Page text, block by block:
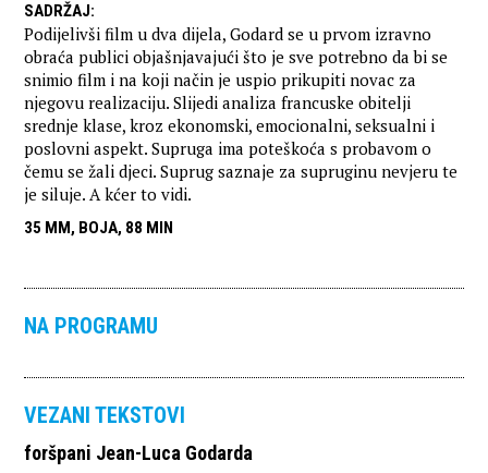
SADRŽAJ:
Podijelivši film u dva dijela, Godard se u prvom izravno
obraća publici objašnjavajući što je sve potrebno da bi se
snimio film i na koji način je uspio prikupiti novac za
njegovu realizaciju. Slijedi analiza francuske obitelji
srednje klase, kroz ekonomski, emocionalni, seksualni i
poslovni aspekt. Supruga ima poteškoća s probavom o
čemu se žali djeci. Suprug saznaje za supruginu nevjeru te
je siluje. A kćer to vidi.
35 MM, BOJA, 88 MIN
NA PROGRAMU
VEZANI TEKSTOVI
foršpani Jean-Luca Godarda